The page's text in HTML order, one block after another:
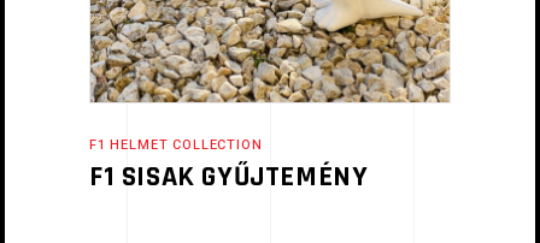
F1 HELMET COLLECTION
F1 SISAK GYŰJTEMÉNY